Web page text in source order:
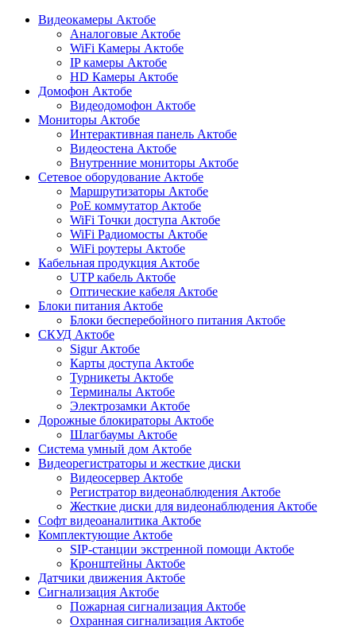
Видеокамеры Актобе
Аналоговые Актобе
WiFi Камеры Актобе
IP камеры Актобе
HD Камеры Актобе
Домофон Актобе
Видеодомофон Актобе
Мониторы Актобе
Интерактивная панель Актобе
Видеостена Актобе
Внутренние мониторы Актобе
Сетевое оборудование Актобе
Маршрутизаторы Актобе
PoE коммутатор Актобе
WiFi Точки доступа Актобе
WiFi Радиомосты Актобе
WiFi роутеры Актобе
Кабельная продукция Актобе
UTP кабель Актобе
Оптические кабеля Актобе
Блоки питания Актобе
Блоки бесперебойного питания Актобе
СКУД Актобе
Sigur Актобе
Карты доступа Актобе
Турникеты Актобе
Терминалы Актобе
Электрозамки Актобе
Дорожные блокираторы Актобе
Шлагбаумы Актобе
Система умный дом Актобе
Видеорегистраторы и жесткие диски
Видеосервер Актобе
Регистратор видеонаблюдения Актобе
Жесткие диски для видеонаблюдения Актобе
Софт видеоаналитика Актобе
Комплектующие Актобе
SIP-станции экстренной помощи Актобе
Кронштейны Актобе
Датчики движения Актобе
Сигнализация Актобе
Пожарная сигнализация Актобе
Охранная сигнализация Актобе